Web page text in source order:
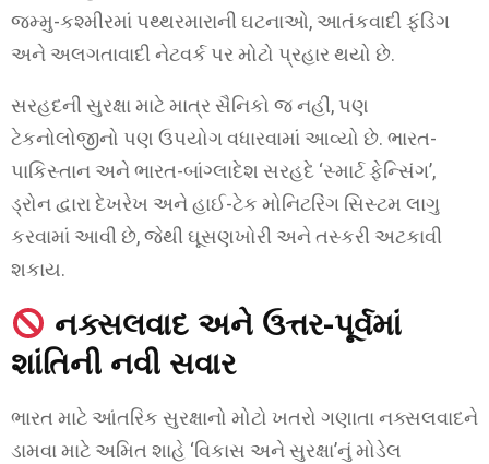
જમ્મુ-કશ્મીરમાં પથ્થરમારાની ઘટનાઓ, આતંકવાદી ફંડિંગ
અને અલગતાવાદી નેટવર્ક પર મોટો પ્રહાર થયો છે.
સરહદની સુરક્ષા માટે માત્ર સૈનિકો જ નહીં, પણ
ટેકનોલોજીનો પણ ઉપયોગ વધારવામાં આવ્યો છે. ભારત-
પાકિસ્તાન અને ભારત-બાંગ્લાદેશ સરહદે ‘સ્માર્ટ ફેન્સિંગ’,
ડ્રોન દ્વારા દેખરેખ અને હાઈ-ટેક મોનિટરિંગ સિસ્ટમ લાગુ
કરવામાં આવી છે, જેથી ઘૂસણખોરી અને તસ્કરી અટકાવી
શકાય.
નક્સલવાદ અને ઉત્તર-પૂર્વમાં
શાંતિની નવી સવાર
ભારત માટે આંતરિક સુરક્ષાનો મોટો ખતરો ગણાતા નક્સલવાદને
ડામવા માટે અમિત શાહે ‘વિકાસ અને સુરક્ષા’નું મોડેલ